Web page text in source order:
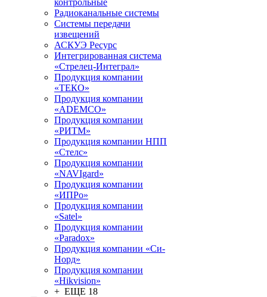
контрольные
Радиоканальные системы
Системы передачи
извещений
АСКУЭ Ресурс
Интегрированная система
«Стрелец-Интеграл»
Продукция компании
«ТЕКО»
Продукция компании
«ADEMCO»
Продукция компании
«РИТМ»
Продукция компании НПП
«Стелс»
Продукция компании
«NAVIgard»
Продукция компании
«ИПРо»
Продукция компании
«Satel»
Продукция компании
«Paradox»
Продукция компании «Си-
Норд»
Продукция компании
«Hikvision»
+ ЕЩЕ 18